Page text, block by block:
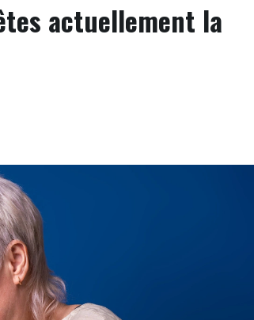
actuellement la